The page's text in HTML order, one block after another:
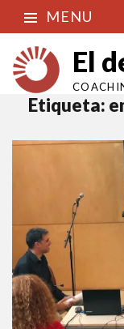
MENU
El
Etiqueta: